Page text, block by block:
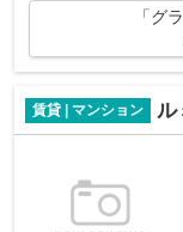
「グ
賃貸 | マンション ル